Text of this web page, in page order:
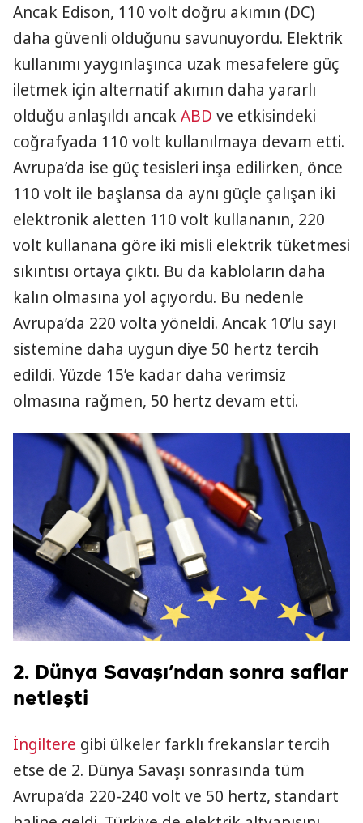
Ancak Edison, 110 volt doğru akımın (DC)
daha güvenli olduğunu savunuyordu. Elektrik
kullanımı yaygınlaşınca uzak mesafelere güç
iletmek için alternatif akımın daha yararlı
olduğu anlaşıldı ancakABD ve etkisindeki
coğrafyada 110 volt kullanılmaya devam etti.
Avrupa’da ise güç tesisleri inşa edilirken, önce
110 volt ile başlansa da aynı güçle çalışan iki
elektronik aletten 110 volt kullananın, 220
volt kullanana göre iki misli elektrik tüketmesi
sıkıntısı ortaya çıktı. Bu da kabloların daha
kalın olmasına yol açıyordu. Bu nedenle
Avrupa’da 220 volta yöneldi. Ancak 10’lu sayı
sistemine daha uygun diye 50 hertz tercih
edildi. Yüzde 15’e kadar daha verimsiz
olmasına rağmen, 50 hertz devam etti.
2. Dünya Savaşı’ndan sonra saflar
netleşti
İngiltere gibi ülkeler farklı frekanslar tercih
etse de 2. Dünya Savaşı sonrasında tüm
Avrupa’da 220-240 volt ve 50 hertz, standart